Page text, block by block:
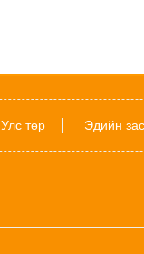
Улс төр Эдийн